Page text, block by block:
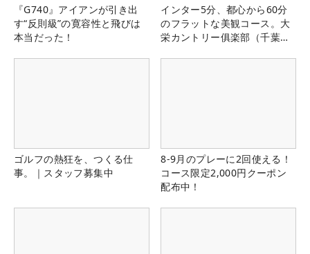
『G740』アイアンが引き出
す“反則級”の寛容性と飛びは
本当だった！
インター5分、都心から60分
のフラットな美観コース。大
栄カントリー俱楽部（千葉
ゴルフの熱狂を、つくる仕
事。｜スタッフ募集中
8-9月のプレーに2回使える！
コース限定2,000円クーポン
配布中！